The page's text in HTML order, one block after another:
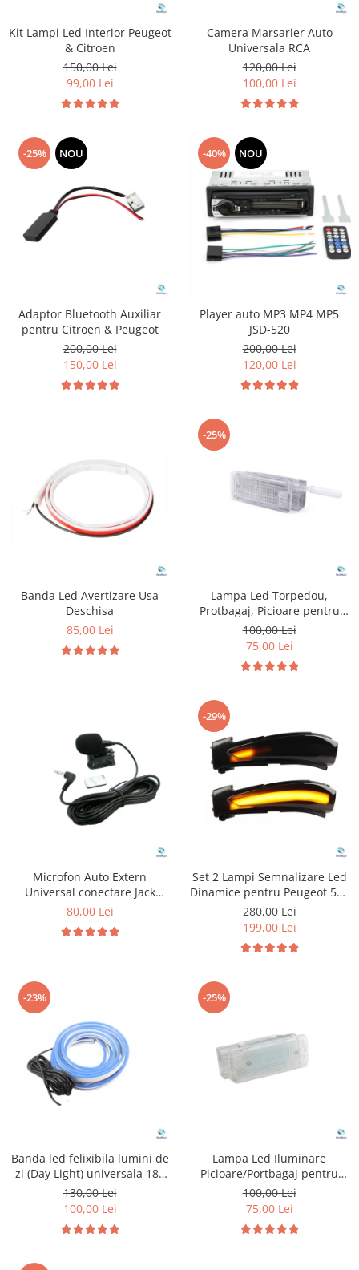
Kit Lampi Led Interior Peugeot
& Citroen
150,00 Lei
99,00 Lei
Camera Marsarier Auto
Universala RCA
120,00 Lei
100,00 Lei
-25% NOU
Adaptor Bluetooth Auxiliar
pentru Citroen & Peugeot
200,00 Lei
150,00 Lei
-40% NOU
Player auto MP3 MP4 MP5
JSD-520
200,00 Lei
120,00 Lei
Banda Led Avertizare Usa
Deschisa
85,00 Lei
-25%
Lampa Led Torpedou,
Protbagaj, Picioare pentru
Peugeot & Citroen
100,00 Lei
75,00 Lei
Microfon Auto Extern
Universal conectare Jack
3.5mm
80,00 Lei
-29%
Set 2 Lampi Semnalizare Led
Dinamice pentru Peugeot 508
& Citroen C4
280,00 Lei
199,00 Lei
-23%
Banda led felixibila lumini de
zi (Day Light) universala 180
cm
130,00 Lei
100,00 Lei
-25%
Lampa Led Iluminare
Picioare/Portbagaj pentru
Peugeot si Citroen
100,00 Lei
75,00 Lei